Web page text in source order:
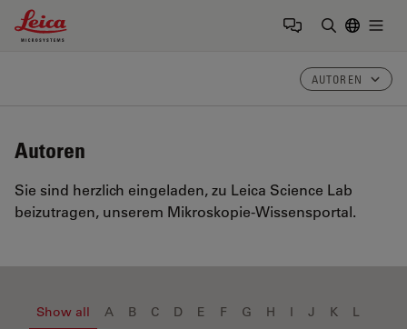
Leica Microsystems Logo
AUTOREN
Autoren
Sie sind herzlich eingeladen, zu Leica Science Lab
beizutragen, unserem Mikroskopie-Wissensportal.
Show all A B C D E F G H I J K L